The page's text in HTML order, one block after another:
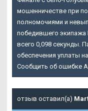
мошенничестве при
полномочиями и
победившего экипажа
всего 0,098 секунды.
обеспечения уплаты
Сообщить об ошибке
отзыв оставил(а)